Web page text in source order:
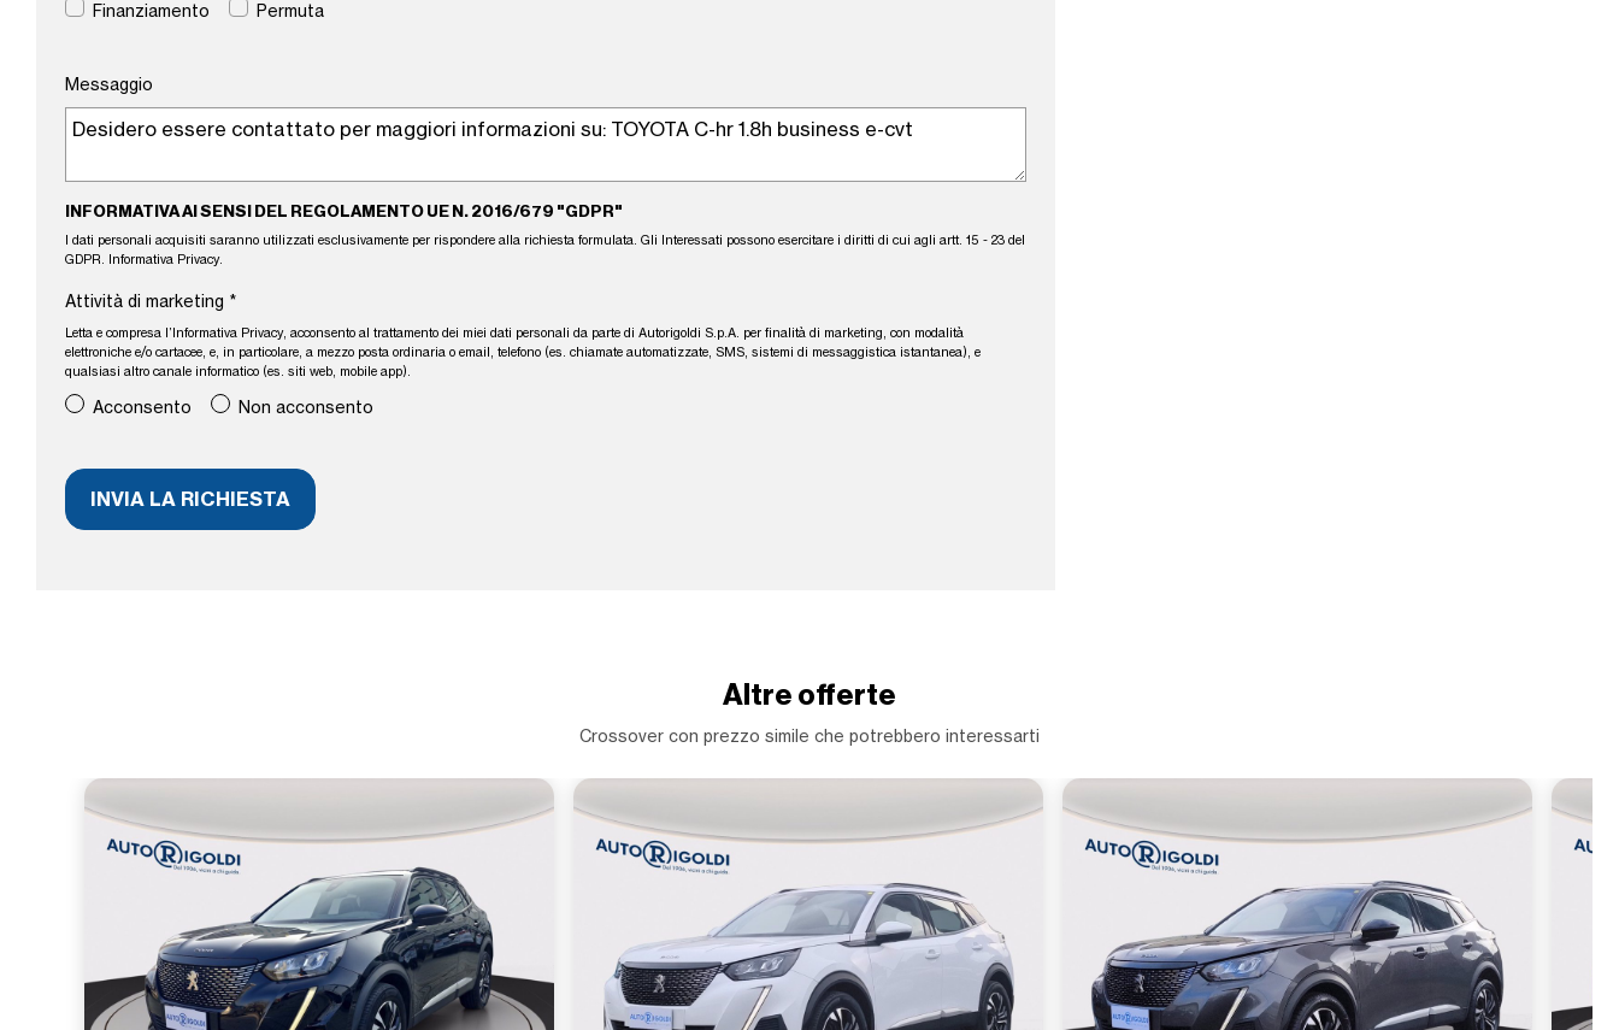
Finanziamento
Permuta
Messaggio
INFORMATIVA AI SENSI DEL REGOLAMENTO UE N. 2016/679 "GDPR"
I dati personali acquisiti saranno utilizzati esclusivamente per rispondere alla richiesta formulata. Gli Interessati possono esercitare i diritti di cui agli artt. 15 - 23 del
GDPR.
Informativa Privacy.
Attività di marketing *
Letta e compresa l’ Informativa Privacy, acconsento al trattamento dei miei dati personali da parte di Autorigoldi S.p.A. per finalità di marketing, con modalità
elettroniche e/o cartacee, e, in particolare, a mezzo posta ordinaria o email, telefono (es. chiamate automatizzate, SMS, sistemi di messaggistica istantanea), e
qualsiasi altro canale informatico (es. siti web, mobile app).
Acconsento Non acconsento
Altre offerte
Crossover con prezzo simile che potrebbero interessarti